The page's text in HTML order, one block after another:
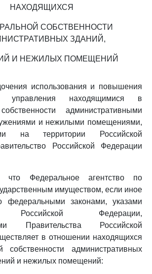
НАХОДЯЩИХСЯ
СОБСТВЕННОСТИ
ЗДАНИЙ,
И НЕЖИЛЫХ ПОМЕЩЕНИЙ
использования и повышения
управления находящимися в
административными
и нежилыми помещениями,
на территории Российской
Российской Федерации
что Федеральное агентство по
имуществом, если иное
федеральными законами, указами
Российской Федерации,
Правительства Российской
в отношении находящихся
административных
и нежилых помещений: